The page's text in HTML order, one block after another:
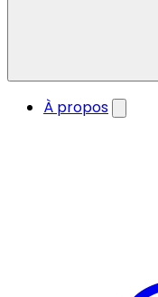
À propos